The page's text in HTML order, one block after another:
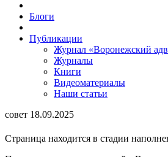
Блоги
Публикации
Журнал «Воронежский
Журналы
Книги
Видеоматериалы
Наши статьи
совет 18.09.2025
Страница находится в стадии